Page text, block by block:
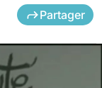
Partager